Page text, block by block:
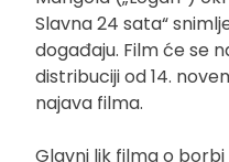
Slavna 24 sata“
događaju. Film će se
distribuciji od 14.
najava filma.
Glavni lik filma o